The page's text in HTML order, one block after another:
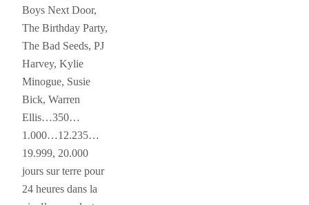
Boys Next Door,
The Birthday Party,
The Bad Seeds, PJ
Harvey, Kylie
Minogue, Susie
Bick, Warren
Ellis…350…
1.000…12.235…
19.999, 20.000
jours sur terre pour
24 heures dans la